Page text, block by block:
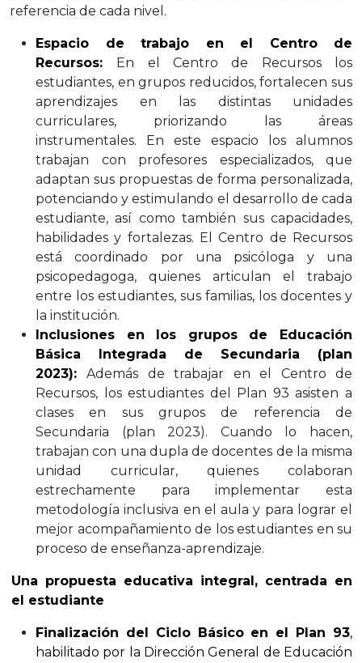
referencia de cada nivel.
Espacio de trabajo en el Centro de
Recursos:
En el Centro de Recursos los
estudiantes, en grupos reducidos, fortalecen sus
aprendizajes en las distintas unidades
curriculares, priorizando las áreas
instrumentales. En este espacio los alumnos
trabajan con profesores especializados, que
adaptan sus propuestas de forma personalizada,
potenciando y estimulando el desarrollo de cada
estudiante, así como también sus capacidades,
habilidades y fortalezas. El Centro de Recursos
está coordinado por una psicóloga y una
psicopedagoga, quienes articulan el trabajo
entre los estudiantes, sus familias, los docentes y
la institución.
Inclusiones en los grupos de Educación
Básica Integrada de Secundaria (plan
2023):Además de trabajar en el Centro de
Recursos, los estudiantes del Plan 93 asisten a
clases en sus grupos de referencia de
Secundaria (plan 2023). Cuando lo hacen,
trabajan con una dupla de docentes de la misma
unidad curricular, quienes colaboran
estrechamente para implementar esta
metodología inclusiva en el aula y para lograr el
mejor acompañamiento de los estudiantes en su
proceso de enseñanza-aprendizaje.
Una propuesta educativa integral, centrada en
el estudiante
Finalización del Ciclo Básico en el Plan 93,
habilitado por la Dirección General de Educación